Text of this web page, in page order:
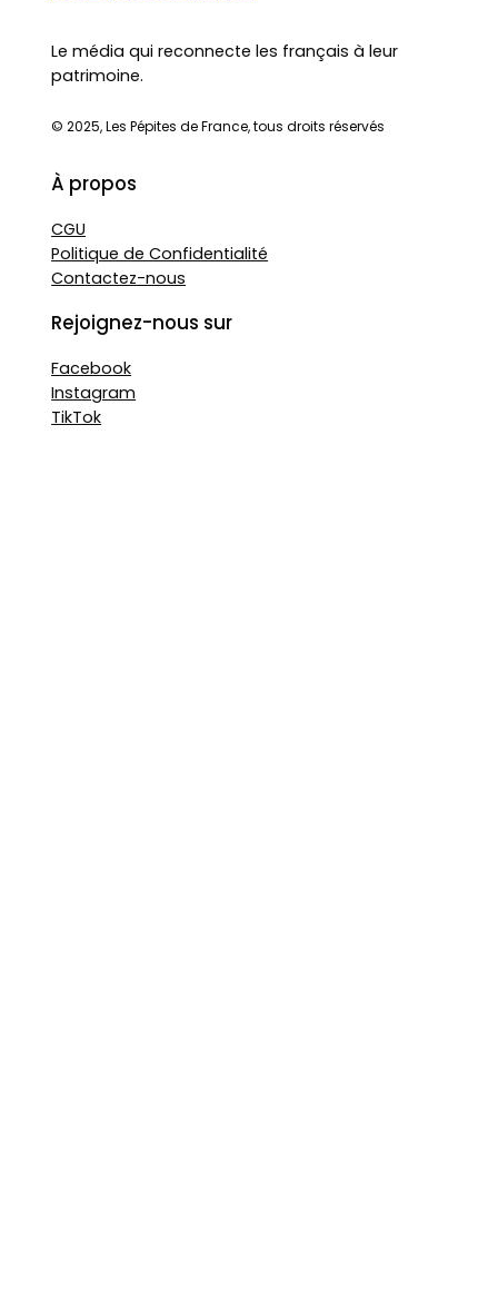
Le média qui reconnecte les français à leur
patrimoine.
© 2025, Les Pépites de France, tous droits réservés
À propos
CGU
Politique de Confidentialité
Contactez-nous
Rejoignez-nous sur
Facebook
Instagram
TikTok